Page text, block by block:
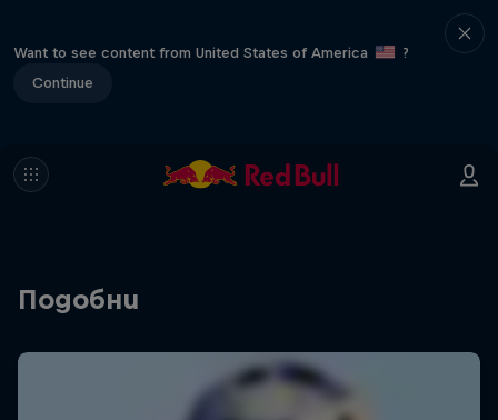
Want to see content from United States of America
?
Continue
Подобни